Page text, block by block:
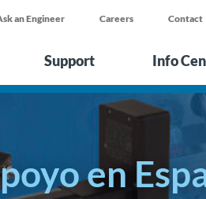
an Engineer Careers Contact
Support Info
en